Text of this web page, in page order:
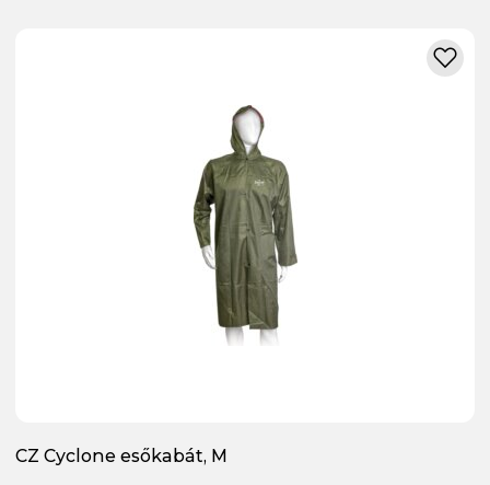
CZ Cyclone esőkabát, M